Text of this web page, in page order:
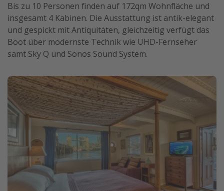
Weitere Themen
Reise Journal
Familienurlaub in der Türkei
Bahnreisen in der Schweiz
Reisepassfreie Reiseziele
Travel Know How
Silvesterreisen
Last Minute Urlaub Mallorca
Last Minute Urlaub Deutschland
Bis zu 10 Personen finden auf 172qm Wohnfläche und
insgesamt 4 Kabinen. Die Ausstattung ist antik-elegant
und gespickt mit Antiquitäten, gleichzeitig verfügt das
Boot über modernste Technik wie UHD-Fernseher
samt Sky Q und Sonos Sound System.